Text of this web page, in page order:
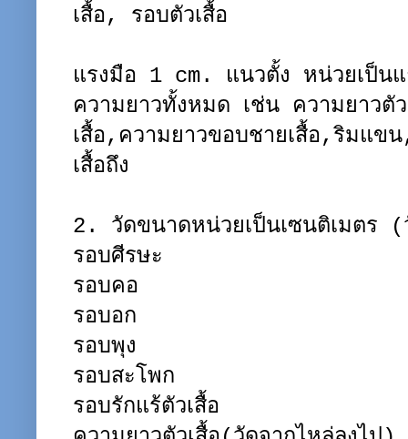
เสื้อ, รอบตัวเสื้อ
แรงมือ 1 cm. แนวตั้ง หน่วยเป็น
ความยาวทั้งหมด เช่น ความยาวตั
เสื้อ,ความยาวขอบชายเสื้อ,ริมแข
เสื้อถึง
2. วัดขนาดหน่วยเป็นเซนติเมตร (
รอบศีรษะ
รอบคอ
รอบอก
รอบพุง
รอบสะโพก
รอบรักแร้ตัวเสื้อ